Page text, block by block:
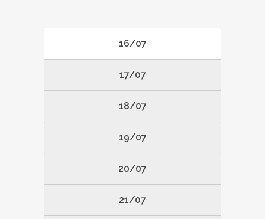
16/07
17/07
18/07
19/07
20/07
21/07